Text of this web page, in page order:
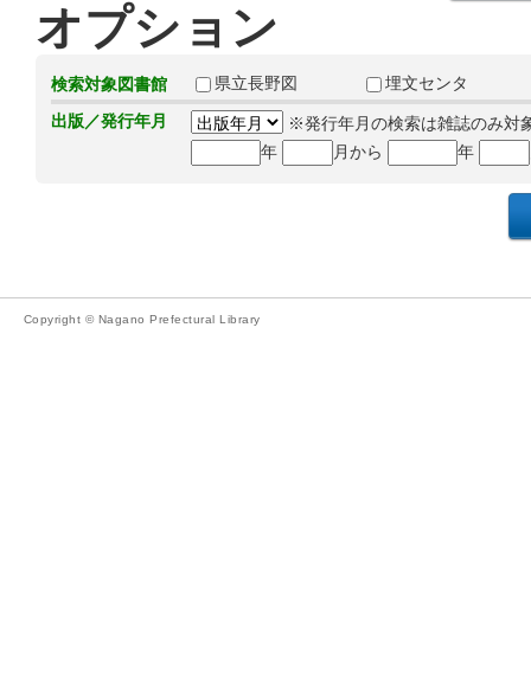
オプション
検索対象図書館 県立長野図
埋文センタ
出版／発行年月
※発行年月の検索は雑誌のみ対
年
月から 年
Copyright © Nagano Prefectural Library